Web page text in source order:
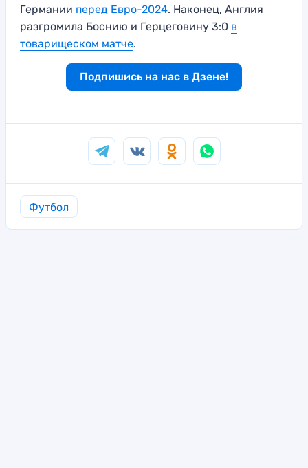
Германии перед Евро-2024. Наконец, Англия
разгромила Боснию и Герцеговину 3:0 в
товарищеском матче.
Подпишись на нас в Дзене!
Футбол